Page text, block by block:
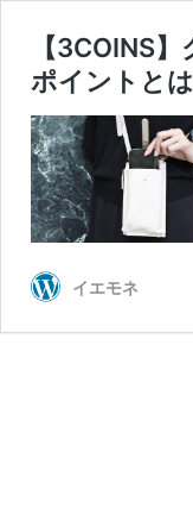
【3COINS
ポイントと
イエモネ